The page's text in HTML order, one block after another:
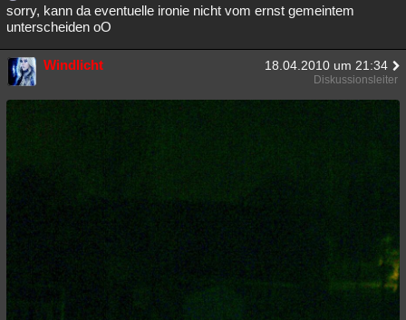
sorry, kann da eventuelle ironie nicht vom ernst gemeintem
unterscheiden oO
Windlicht 18.04.2010 um 21:34
Diskussionsleiter